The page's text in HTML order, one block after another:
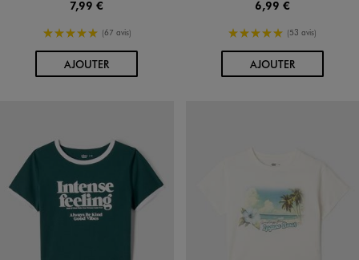
7,99 €
5/5 de moyenne
(67 avis)
AJOUTERAU PANIER
6,99 €
5/5 de moyenne
(53 avis)
AJOUTERAU PANIER